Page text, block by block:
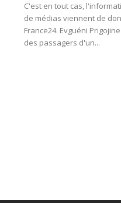
C'est en tout cas,
de médias viennent de
France24. Evguéni
des passagers d'un...